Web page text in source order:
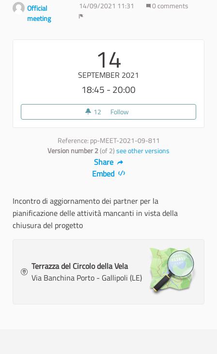
Official
meeting
14/09/2021 11:31
0 comments
14
SEPTEMBER 2021
18:45 - 20:00
12 12 followers
Follow
Reference: pp-MEET-2021-09-811
Version number 2(of 2)see other versions
Share
Embed
Incontro di aggiornamento dei partner per la
pianificazione delle attività mancanti in vista della
chiusura del progetto
Terrazza del Circolo della Vela
Via Banchina Porto - Gallipoli (LE)